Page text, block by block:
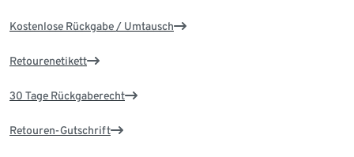
Kostenlose Rückgabe / Umtausch
Retourenetikett
30 Tage Rückgaberecht
Retouren-Gutschrift